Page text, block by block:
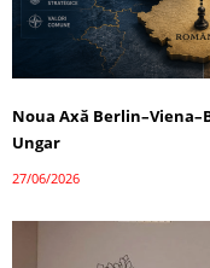
Noua Axă
Ungar
27/06/2026